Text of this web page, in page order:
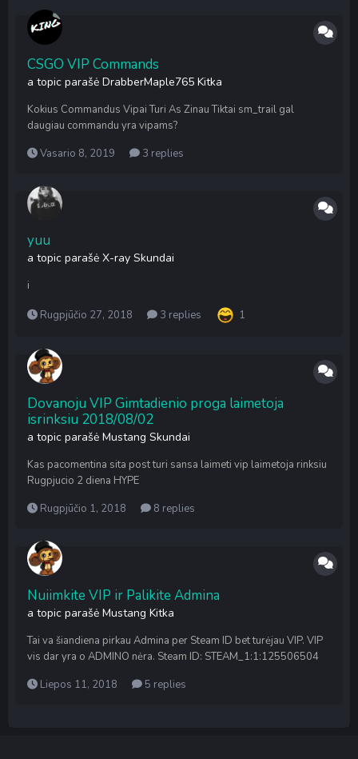
CSGO VIP Commands
a topic parašė DrabberMaple765 Kitka
Kokius Commandus Vipai Turi As Zinau Tiktai sm_trail gal
daugiau commandu yra vipams?
Vasario 8, 2019
3 replies
yuu
a topic parašė X-ray Skundai
i
Rugpjūčio 27, 2018 3 replies 1
Dovanoju VIP Gimtadienio proga laimetoja
isrinksiu 2018/08/02
a topic parašė Mustang Skundai
Kas pacomentina sita post turi sansa laimeti vip laimetoja rinksiu
Rugpjucio 2 diena HYPE
Rugpjūčio 1, 2018
8 replies
Nuiimkite VIP ir Palikite Admina
a topic parašė Mustang Kitka
Tai va šiandiena pirkau Admina per Steam ID bet turėjau VIP. VIP
vis dar yra o ADMINO nėra. Steam ID: STEAM_1:1:125506504
Liepos 11, 2018
5 replies